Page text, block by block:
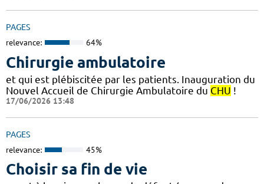
PAGES
relevance: 64%
Chirurgie ambulatoire
et qui est plébiscitée par les patients. Inauguration du
Nouvel Accueil de Chirurgie Ambulatoire du CHU !
17/06/2026 13:48
PAGES
relevance: 45%
Choisir sa fin de vie